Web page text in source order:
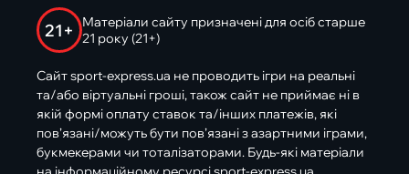
21+
Матеріали сайту призначені для осіб старше
21 року (21+)
Сайт sport-express.ua не проводить ігри на реальні
та/або віртуальні гроші, також сайт не приймає ні в
якій формі оплату ставок та/інших платежів, які
пов’язані/можуть бути пов’язані з азартними іграми,
букмекерами чи тоталізаторами. Будь-які матеріали